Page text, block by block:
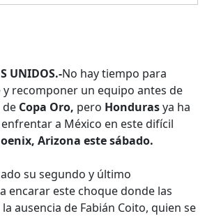
UNIDOS.-No hay tiempo para
recomponer un equipo antes de
de Copa Oro, pero Hondurasya ha
a México en este difícil
Arizona este sábado.
su segundo y último
encarar este choque donde las
ausencia de Fabián Coito, quien se